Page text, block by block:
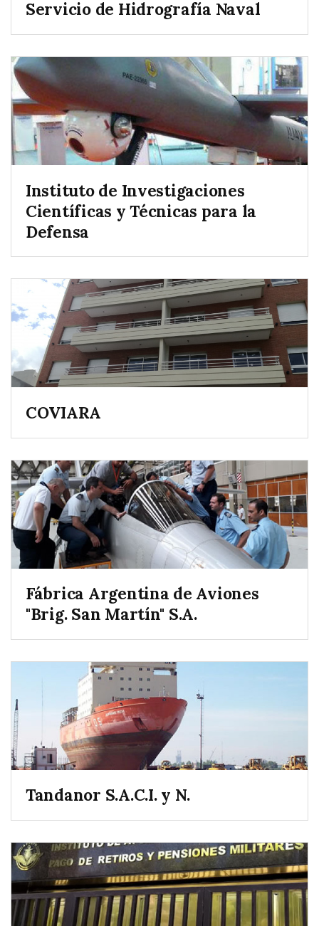
Servicio de Hidrografía Naval
Instituto de Investigaciones
Científicas y Técnicas para la
Defensa
COVIARA
Fábrica Argentina de Aviones
"Brig. San Martín" S.A.
Tandanor S.A.C.I. y N.